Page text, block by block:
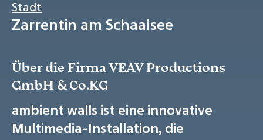
Stadt
Zarrentin am Schaalsee
Über die Firma VEAV Productions
GmbH & Co.KG
ambient walls ist eine innovative
Multimedia-Installation, die